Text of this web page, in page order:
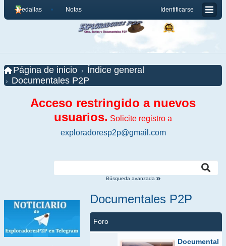
Identificarse
Medallas Notas
Página de inicio
Índice general
Documentales P2P
Acceso restringido a nuevos
usuarios. Solicite registro a
exploradoresp2p@gmail.com
Búsqueda avanzada
Documentales P2P
Foro
Documental